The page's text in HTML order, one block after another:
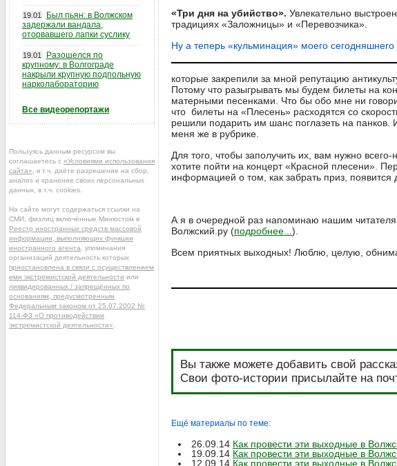
«Три дня на убийство». Увлекательно
традициях «Заложницы» и «Перевозчика».
Ну а теперь «кульминация» моего
которые закрепили за мной репутацию
Потому что разыгрывать мы будем билеты на
матерными песенками. Что бы обо мне ни
что билеты на «Плесень» расходятся со
решили подарить им шанс поглазеть на
меня же в рубрике.
Для того, чтобы заполучить их, вам нужно
хотите пойти на концерт «Красной плесени».
информацией о том, как забрать приз, появится
А я в очередной раз напоминаю нашим
Волжский.ру (подробнее... ).
Всем приятных выходных! Люблю, целую,
Вы также можете добавить свой
Свои фото-истории присылайте на
Ещё материалы по теме:
26.09.14 Как провести эти выходные в
19.09.14 Как провести эти выходные в
12.09.14 Как провести эти выходные в
19.01
Был пьян: в Волжском
задержали вандала,
оторвавшего лапки суслику
19.01
Разошелся по
крупному: в Волгограде
накрыли крупную подпольную
нарколабораторию
Все видеорепортажи
Пользуясь данным ресурсом вы
соглашаетесь с «Условиями использования
сайта» , в т.ч. даёте разрешение на сбор,
анализ и хранение своих персональных
данных, в т.ч. cookies.
На сайте могут содержаться ссылки на
СМИ, физлиц включённые Минюстом в
Реестр иностранных средств массовой
информации, выполняющих функции
иностранного агента , упоминания
организаций деятельность которых
приостановлена в связи с осуществлением
ими экстремистской деятельности или
ликвидированных / запрещённых по
основаниям, предусмотренным
Федеральным законом от 25.07.2002 №
114-ФЗ «О противодействии
экстремистской деятельности»